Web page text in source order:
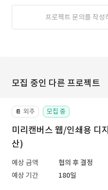
프로젝트 문의를 작성
모집 중인 다른 프로젝트
📔 외주 모집 중
미리캔버스 웹/인쇄용 디
산)
예상 금액
협의 후 결정
예상 기간
180일